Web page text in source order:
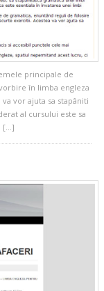
principale de
în limba engleza
vor ajuta sa stapâniti
al cursului este sa
[…]